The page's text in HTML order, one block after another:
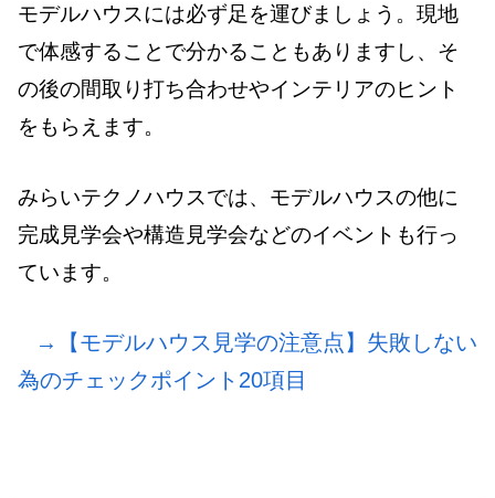
モデルハウスには必ず足を運びましょう。現地
で体感することで分かることもありますし、そ
の後の間取り打ち合わせやインテリアのヒント
をもらえます。
みらいテクノハウスでは、モデルハウスの他に
完成見学会や構造見学会などのイベントも行っ
ています。
→【モデルハウス見学の注意点】失敗しない
為のチェックポイント20項目